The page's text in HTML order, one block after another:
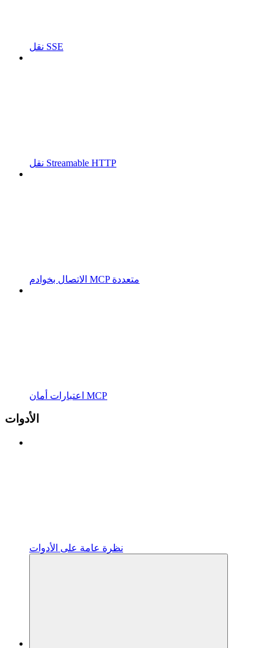
نقل SSE
نقل Streamable HTTP
الاتصال بخوادم MCP متعددة
اعتبارات أمان MCP
الأدوات
نظرة عامة على الأدوات